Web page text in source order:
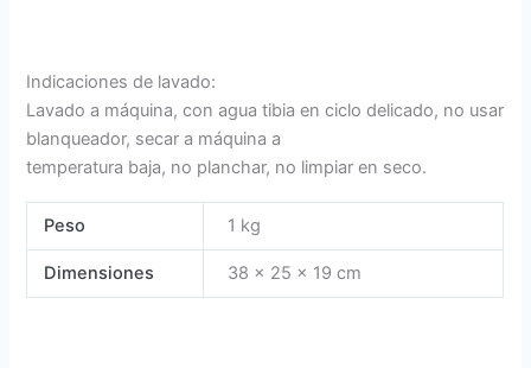
Indicaciones de lavado:
Lavado a máquina, con agua tibia en ciclo delicado, no usar
blanqueador, secar a máquina a
temperatura baja, no planchar, no limpiar en seco.
Peso 1 kg
Dimensiones 38 × 25 × 19 cm